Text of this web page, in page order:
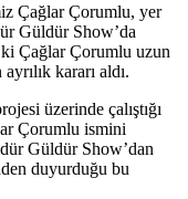
Çağlar Çorumlu, yer
Güldür Show’da
Çağlar Çorumlu uzun
kararı aldı.
üzerinde çalıştığı
Çorumlu ismini
Güldür Show’dan
duyurduğu bu